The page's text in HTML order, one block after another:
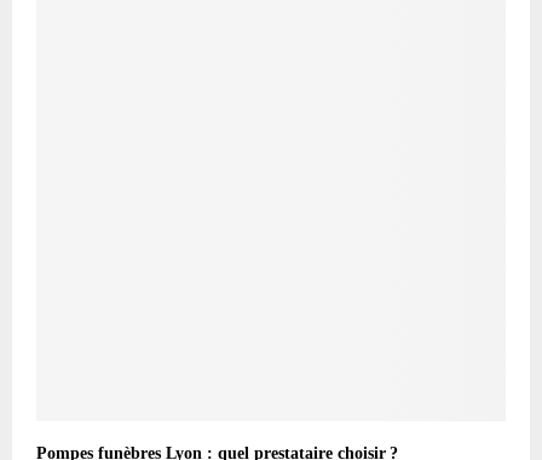
Pompes funèbres Lyon : quel prestataire choisir ?